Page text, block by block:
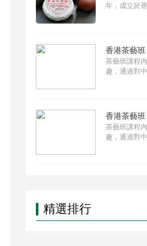
年，成立於
洱茶的製作
香港茶藝班
月份
茶藝班課程
趣，通過對
配以適合的
香港茶藝班
月份
茶藝班課程
趣，通過對
配以適合的
精選排行